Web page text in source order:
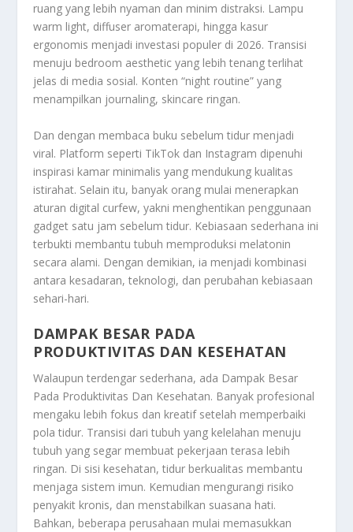
ruang yang lebih nyaman dan minim distraksi. Lampu
warm light, diffuser aromaterapi, hingga kasur
ergonomis menjadi investasi populer di 2026. Transisi
menuju bedroom aesthetic yang lebih tenang terlihat
jelas di media sosial. Konten “night routine” yang
menampilkan journaling, skincare ringan.
Dan dengan membaca buku sebelum tidur menjadi
viral. Platform seperti TikTok dan Instagram dipenuhi
inspirasi kamar minimalis yang mendukung kualitas
istirahat. Selain itu, banyak orang mulai menerapkan
aturan digital curfew, yakni menghentikan penggunaan
gadget satu jam sebelum tidur. Kebiasaan sederhana ini
terbukti membantu tubuh memproduksi melatonin
secara alami. Dengan demikian, ia menjadi kombinasi
antara kesadaran, teknologi, dan perubahan kebiasaan
sehari-hari.
DAMPAK BESAR PADA
PRODUKTIVITAS DAN KESEHATAN
Walaupun terdengar sederhana, ada Dampak Besar
Pada Produktivitas Dan Kesehatan. Banyak profesional
mengaku lebih fokus dan kreatif setelah memperbaiki
pola tidur. Transisi dari tubuh yang kelelahan menuju
tubuh yang segar membuat pekerjaan terasa lebih
ringan. Di sisi kesehatan, tidur berkualitas membantu
menjaga sistem imun. Kemudian mengurangi risiko
penyakit kronis, dan menstabilkan suasana hati.
Bahkan, beberapa perusahaan mulai memasukkan